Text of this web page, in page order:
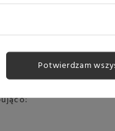
CZARNĄ
herbatę Lipton Yellow
temperaturę wody jak i
Potwierdzam